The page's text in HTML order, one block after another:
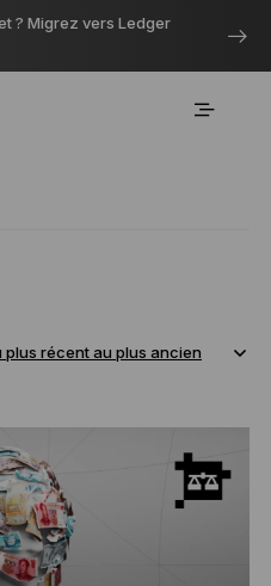
? Migrez vers Ledger